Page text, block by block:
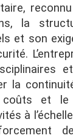
la
et son
la
coûts et le
à